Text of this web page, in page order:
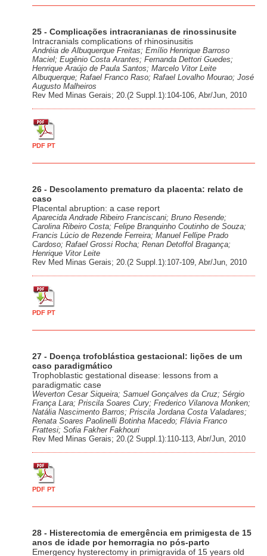
25 - Complicações intracranianas de rinossinusite
Intracranials complications of rhinosinusitis
Andréia de Albuquerque Freitas; Emílio Henrique Barroso
Maciel; Eugênio Costa Arantes; Fernanda Dettori Guedes;
Henrique Araújo de Paula Santos; Marcelo Vitor Leite
Albuquerque; Rafael Franco Raso; Rafael Lovalho Mourao; José
Augusto Malheiros
Rev Med Minas Gerais; 20.(2 Suppl.1):104-106, Abr/Jun, 2010
PDF PT
26 - Descolamento prematuro da placenta: relato de
caso
Placental abruption: a case report
Aparecida Andrade Ribeiro Franciscani; Bruno Resende;
Carolina Ribeiro Costa; Felipe Branquinho Coutinho de Souza;
Francis Lúcio de Rezende Ferreira; Manuel Fellipe Prado
Cardoso; Rafael Grossi Rocha; Renan Detoffol Bragança;
Henrique Vitor Leite
Rev Med Minas Gerais; 20.(2 Suppl.1):107-109, Abr/Jun, 2010
PDF PT
27 - Doença trofoblástica gestacional: lições de um
caso paradigmático
Trophoblastic gestational disease: lessons from a
paradigmatic case
Weverton Cesar Siqueira; Samuel Gonçalves da Cruz; Sérgio
França Lara; Priscila Soares Cury; Frederico Vilanova Monken;
Natália Nascimento Barros; Priscila Jordana Costa Valadares;
Renata Soares Paolinelli Botinha Macedo; Flávia Franco
Frattesi; Sofia Fakher Fakhouri
Rev Med Minas Gerais; 20.(2 Suppl.1):110-113, Abr/Jun, 2010
PDF PT
28 - Histerectomia de emergência em primigesta de 15
anos de idade por hemorragia no pós-parto
Emergency hysterectomy in primigravida of 15 years old